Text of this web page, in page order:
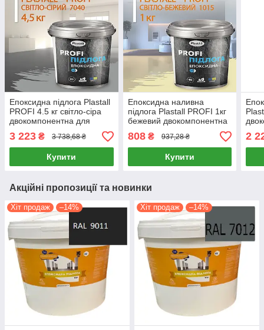
Епоксидна підлога Plastall
PROFI 4.5 кг світло-сіра
двокомпонентна для
промислових приміщень з
високою зносостійкістю
3 223 ₴ 3 738,68 ₴
Купити
Епоксидна наливна
підлога Plastall PROFI 1кг
бежевий двокомпонентна
для промислових та
житлових приміщень
808₴ 937,28 ₴
Купити
2
Акційні пропозиції та новинки
Хіт продаж –14% Хіт продаж –14%